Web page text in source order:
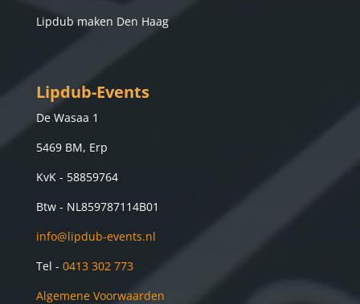
Lipdub maken Den Haag
Lipdub-Events
De Wasaa 1
5469 BM, Erp
KvK - 58859764
Btw - NL859787114B01
info@lipdub-events.nl
Tel - 0413 302 773
Algemene Voorwaarden